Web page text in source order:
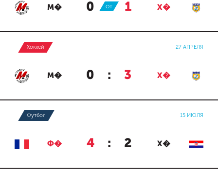
М� 0 : 1 Х�
ОТ
Хоккей 27 АПРЕЛЯ
М� 0 : 3 Х�
Футбол 15 ИЮЛЯ
Ф� 4 : 2 Х�